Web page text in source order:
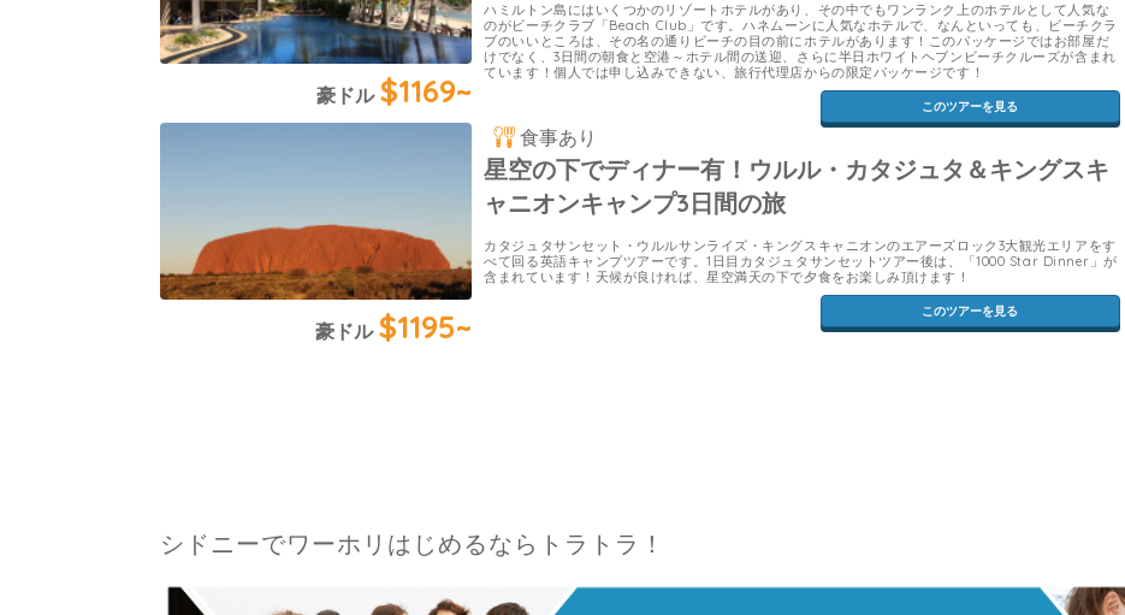
豪ドル $1169~
ハミルトン島にはいくつかのリゾートホテルがあり、その中でもワンランク上のホテルとして人気な
のがビーチクラブ「Beach Club」です。ハネムーンに人気なホテルで、なんといっても、ビーチクラ
ブのいいところは、その名の通りビーチの目の前にホテルがあります！このパッケージではお部屋だ
けでなく、3日間の朝食と空港～ホテル間の送迎、さらに半日ホワイトヘブンビーチクルーズが含まれ
ています！個人では申し込みできない、旅行代理店からの限定パッケージです！
このツアーを見る
豪ドル $1195~
食事あり
星空の下でディナー有！ウルル・カタジュタ＆キングスキ
ャニオンキャンプ3日間の旅
カタジュタサンセット・ウルルサンライズ・キングスキャニオンのエアーズロック3大観光エリアをす
べて回る英語キャンプツアーです。1日目カタジュタサンセットツアー後は、「1000 Star Dinner」が
含まれています！天候が良ければ、星空満天の下で夕食をお楽しみ頂けます！
このツアーを見る
シドニーでワーホリはじめるならトラトラ！